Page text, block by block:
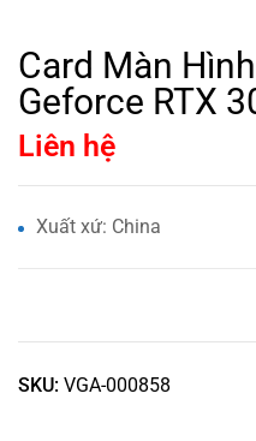
Card Màn
Geforce RTX
Liên hệ
Xuất xứ: China
SKU: VGA-000858